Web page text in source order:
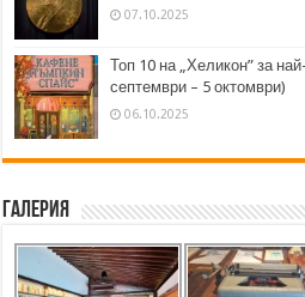
07.10.2025
Топ 10 на „Хеликон” за
септември – 5 октомври)
06.10.2025
Галерия